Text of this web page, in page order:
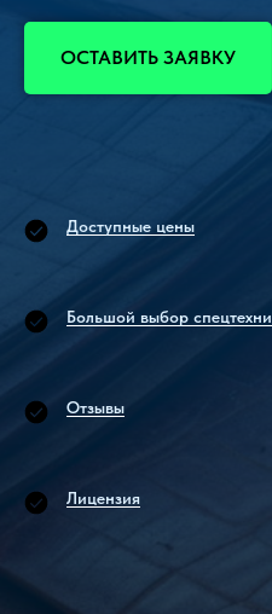
ОСТАВИТЬ ЗАЯВКУ
Доступные цены
Большой выбор
Отзывы
Лицензия